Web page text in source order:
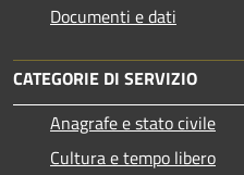
Documenti e dati
CATEGORIE DI SERVIZIO
Anagrafe e stato civile
Cultura e tempo libero